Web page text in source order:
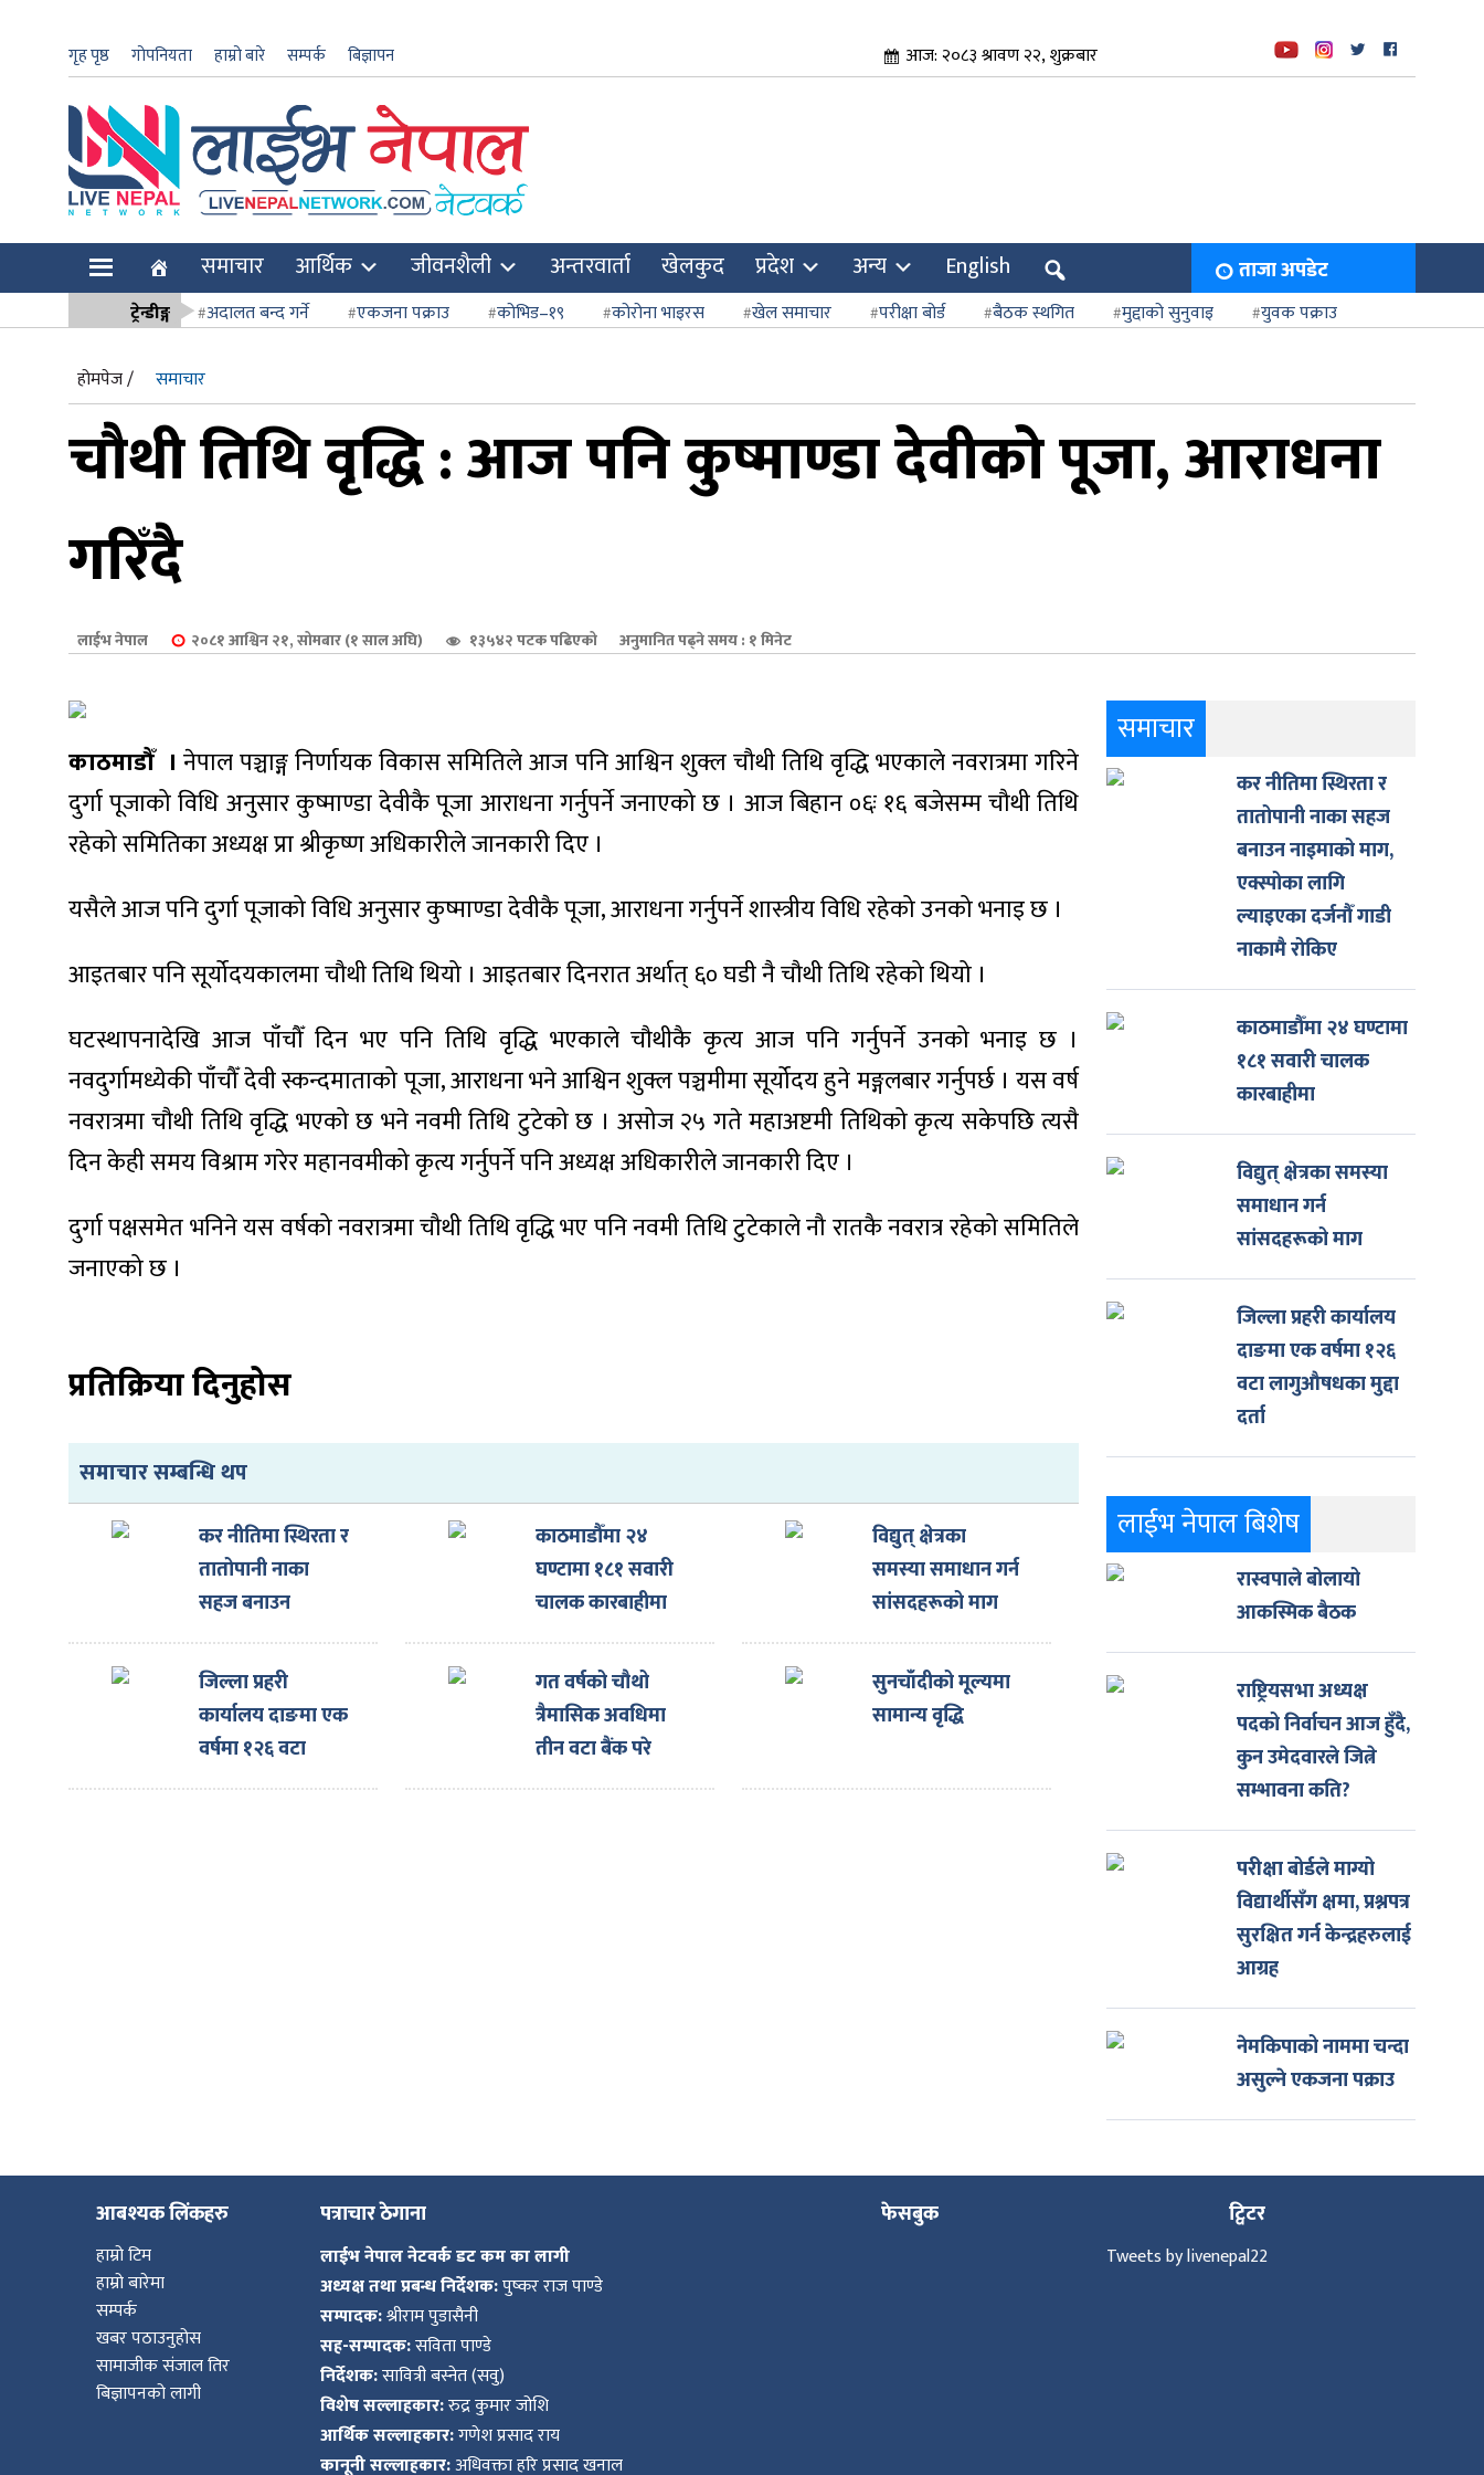
गृह पृष्ठ गोपनियता हाम्रो बारे सम्पर्क बिज्ञापन आज: २०८३ श्रावण २२, शुक्रबार
समाचार आर्थिक जीवनशैली अन्तरवार्ता खेलकुद प्रदेश अन्य English ताजा अपडेट
ट्रेन्डीङ्ग अदालत बन्द गर्ने एकजना पक्राउ कोभिड–१९ कोरोना भाइरस खेल समाचार परीक्षा बोर्ड बैठक स्थगित मुद्दाको सुनुवाइ
युवक पक्राउ
होमपेज /
समाचार
चौथी तिथि वृद्धि : आज पनि कुष्माण्डा देवीको पूजा, आराधना
गरिँदै
लाईभ नेपाल २०८१ आश्विन २१, सोमबार (१ साल अघि) १३५४२ पटक पढिएको अनुमानित पढ्ने समय : १ मिनेट
काठमाडौँ । नेपाल पञ्चाङ्ग निर्णायक विकास समितिले आज पनि आश्विन शुक्ल चौथी तिथि वृद्धि भएकाले नवरात्रमा गरिने
दुर्गा पूजाको विधि अनुसार कुष्माण्डा देवीकै पूजा आराधना गर्नुपर्ने जनाएको छ । आज बिहान ०६ः १६ बजेसम्म चौथी तिथि
रहेको समितिका अध्यक्ष प्रा श्रीकृष्ण अधिकारीले जानकारी दिए ।
यसैले आज पनि दुर्गा पूजाको विधि अनुसार कुष्माण्डा देवीकै पूजा, आराधना गर्नुपर्ने शास्त्रीय विधि रहेको उनको भनाइ छ ।
आइतबार पनि सूर्योदयकालमा चौथी तिथि थियो । आइतबार दिनरात अर्थात् ६० घडी नै चौथी तिथि रहेको थियो ।
घटस्थापनादेखि आज पाँचौँ दिन भए पनि तिथि वृद्धि भएकाले चौथीकै कृत्य आज पनि गर्नुपर्ने उनको भनाइ छ ।
नवदुर्गामध्येकी पाँचौँ देवी स्कन्दमाताको पूजा, आराधना भने आश्विन शुक्ल पञ्चमीमा सूर्योदय हुने मङ्गलबार गर्नुपर्छ । यस वर्ष
नवरात्रमा चौथी तिथि वृद्धि भएको छ भने नवमी तिथि टुटेको छ । असोज २५ गते महाअष्टमी तिथिको कृत्य सकेपछि त्यसै
दिन केही समय विश्राम गरेर महानवमीको कृत्य गर्नुपर्ने पनि अध्यक्ष अधिकारीले जानकारी दिए ।
दुर्गा पक्षसमेत भनिने यस वर्षको नवरात्रमा चौथी तिथि वृद्धि भए पनि नवमी तिथि टुटेकाले नौ रातकै नवरात्र रहेको समितिले
जनाएको छ ।
प्रतिक्रिया दिनुहोस
समाचार सम्बन्धि थप
कर नीतिमा स्थिरता र
तातोपानी नाका
सहज बनाउन
नाइमाको माग,
एक्स्पोका लागि
ल्याइएका दर्जनौँ
गाडी नाकामै रोकिए
काठमाडौँमा २४
घण्टामा १८१ सवारी
चालक कारबाहीमा
विद्युत् क्षेत्रका
समस्या समाधान गर्न
सांसदहरूको माग
जिल्ला प्रहरी
कार्यालय दाङमा एक
वर्षमा १२६ वटा
लागुऔषधका मुद्दा
गत वर्षको चौथो
त्रैमासिक अवधिमा
तीन वटा बैंक परे
कारबाहीमा
सुनचाँदीको मूल्यमा
सामान्य वृद्धि
समाचार
कर नीतिमा स्थिरता र
तातोपानी नाका सहज
बनाउन नाइमाको माग,
एक्स्पोका लागि
ल्याइएका दर्जनौँ गाडी
नाकामै रोकिए
काठमाडौँमा २४ घण्टामा
१८१ सवारी चालक
कारबाहीमा
विद्युत् क्षेत्रका समस्या
समाधान गर्न
सांसदहरूको माग
जिल्ला प्रहरी कार्यालय
दाङमा एक वर्षमा १२६
वटा लागुऔषधका मुद्दा
दर्ता
लाईभ नेपाल बिशेष
रास्वपाले बोलायो
आकस्मिक बैठक
राष्ट्रियसभा अध्यक्ष
पदको निर्वाचन आज हुँदै,
कुन उमेदवारले जित्ने
सम्भावना कति?
परीक्षा बोर्डले माग्यो
विद्यार्थीसँग क्षमा, प्रश्नपत्र
सुरक्षित गर्न केन्द्रहरुलाई
आग्रह
नेमकिपाको नाममा चन्दा
असुल्ने एकजना पक्राउ
आबश्यक लिंकहरु
हाम्रो टिम
हाम्रो बारेमा
सम्पर्क
खबर पठाउनुहोस
सामाजीक संजाल तिर
बिज्ञापनको लागी
पत्राचार ठेगाना
लाईभ नेपाल नेटवर्क डट कम का लागी
अध्यक्ष तथा प्रबन्ध निर्देशक:पुष्कर राज पाण्डे
सम्पादक:श्रीराम पुडासैनी
सह-सम्पादक:सविता पाण्डे
निर्देशक:सावित्री बस्नेत (सवु)
विशेष सल्लाहकार:रुद्र कुमार जोशि
आर्थिक सल्लाहकार:गणेश प्रसाद राय
कानूनी सल्लाहकार:अधिवक्ता हरि प्रसाद खनाल
फेसबुक ट्विटर
Tweets by livenepal22